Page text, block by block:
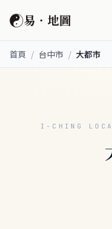
☯易．地圖
首頁 / 台中市 / 大都市
I-CHING